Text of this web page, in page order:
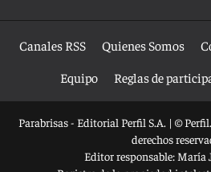
Canales RSS Quienes Somos
Equipo
Reglas de
Parabrisas - Editorial Perfil S.A. | ©
derechos
Editor responsable: María